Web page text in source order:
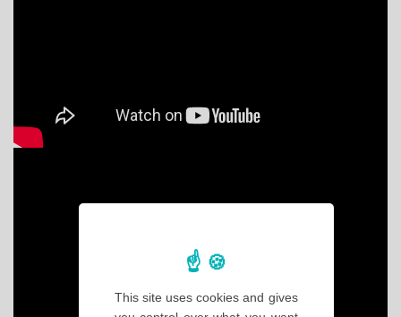
This site uses cookies and gives